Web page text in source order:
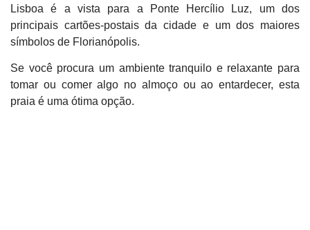
Lisboa é a vista para a Ponte Hercílio Luz, um dos
principais cartões-postais da cidade e um dos maiores
símbolos de Florianópolis.
Se você procura um ambiente tranquilo e relaxante para
tomar ou comer algo no almoço ou ao entardecer, esta
praia é uma ótima opção.